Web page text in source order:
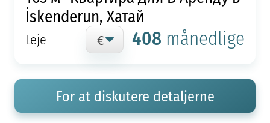
İskenderun, Хатай
Leje 408 månedlige
For at diskutere detaljerne